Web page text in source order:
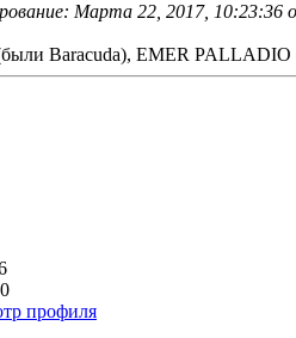
Марта 22, 2017, 10:23:36
Baracuda), EMER